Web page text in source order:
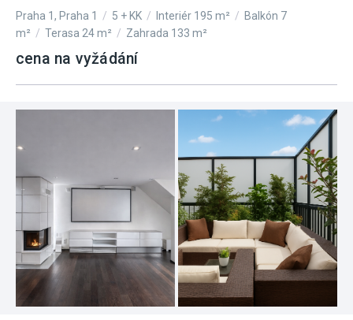
Praha 1, Praha 1 / 5 + KK / Interiér 195 m² / Balkón 7
m² / Terasa 24 m² / Zahrada 133 m²
cena na vyžádání